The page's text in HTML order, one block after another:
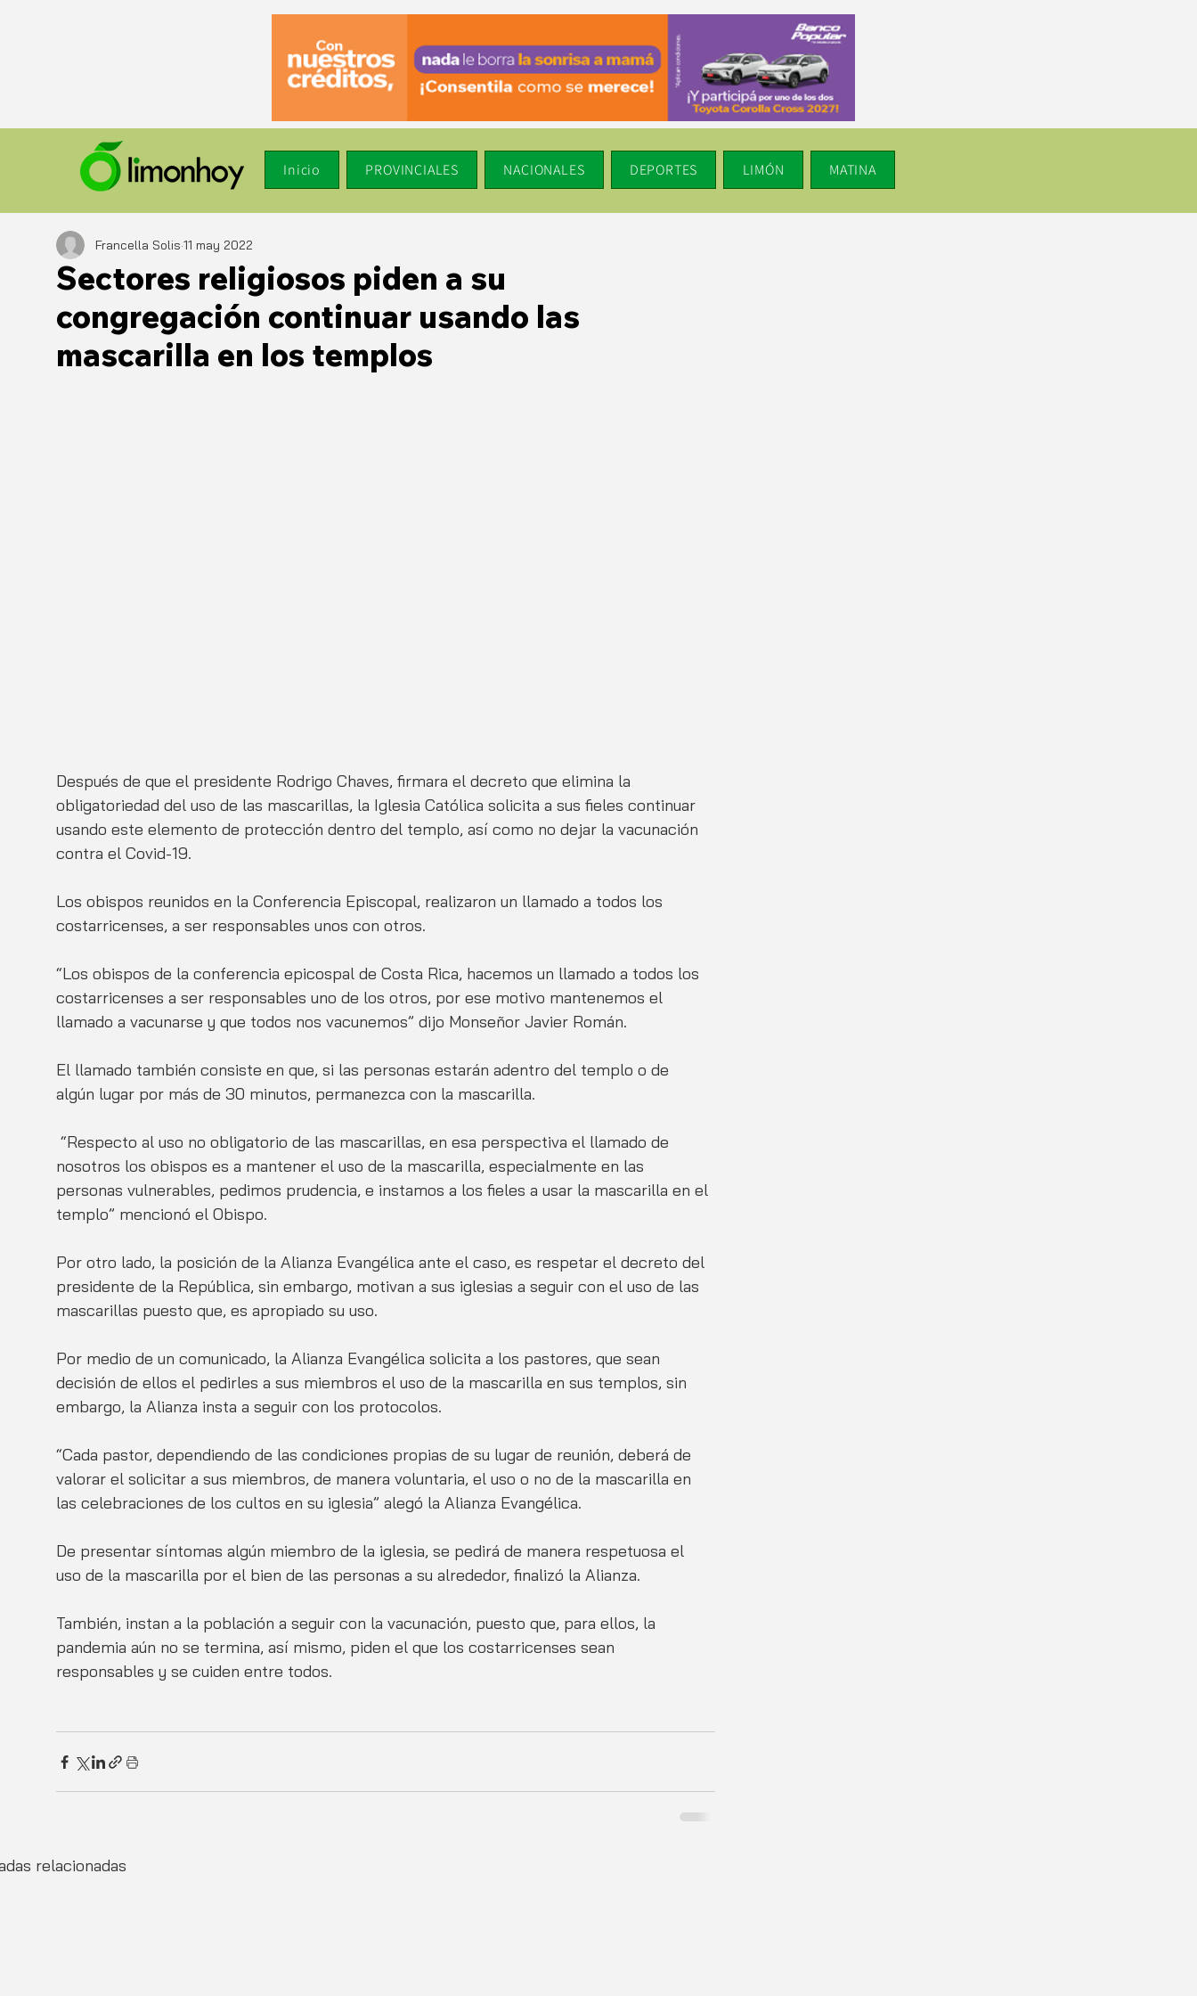
Inicio PROVINCIALES NACIONALES DEPORTES LIMÓN MATINA
Sectores religiosos piden a su
congregación continuar usando las
mascarilla en los templos
Francella Solis 11 may 2022
Después de que el presidente Rodrigo Chaves, firmara el decreto que elimina la
obligatoriedad del uso de las mascarillas, la Iglesia Católica solicita a sus fieles continuar
usando este elemento de protección dentro del templo, así como no dejar la vacunación
contra el Covid-19.
Los obispos reunidos en la Conferencia Episcopal, realizaron un llamado a todos los
costarricenses, a ser responsables unos con otros.
“Los obispos de la conferencia epicospal de Costa Rica, hacemos un llamado a todos los
costarricenses a ser responsables uno de los otros, por ese motivo mantenemos el
llamado a vacunarse y que todos nos vacunemos” dijo Monseñor Javier Román.
El llamado también consiste en que, si las personas estarán adentro del templo o de
algún lugar por más de 30 minutos, permanezca con la mascarilla.
nosotros los obispos es a mantener el uso de la mascarilla, especialmente en las
personas vulnerables, pedimos prudencia, e instamos a los fieles a usar la mascarilla en el
templo” mencionó el Obispo.
Por otro lado, la posición de la Alianza Evangélica ante el caso, es respetar el decreto del
presidente de la República, sin embargo, motivan a sus iglesias a seguir con el uso de las
mascarillas puesto que, es apropiado su uso.
Por medio de un comunicado, la Alianza Evangélica solicita a los pastores, que sean
decisión de ellos el pedirles a sus miembros el uso de la mascarilla en sus templos, sin
embargo, la Alianza insta a seguir con los protocolos.
“Cada pastor, dependiendo de las condiciones propias de su lugar de reunión, deberá de
valorar el solicitar a sus miembros, de manera voluntaria, el uso o no de la mascarilla en
las celebraciones de los cultos en su iglesia” alegó la Alianza Evangélica.
De presentar síntomas algún miembro de la iglesia, se pedirá de manera respetuosa el
uso de la mascarilla por el bien de las personas a su alrededor, finalizó la Alianza.
También, instan a la población a seguir con la vacunación, puesto que, para ellos, la
pandemia aún no se termina, así mismo, piden el que los costarricenses sean
responsables y se cuiden entre todos.
relacionadas